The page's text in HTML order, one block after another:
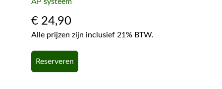
AP systeem
€24,90
Alle prijzen zijn inclusief 21% BTW.
Reserveren